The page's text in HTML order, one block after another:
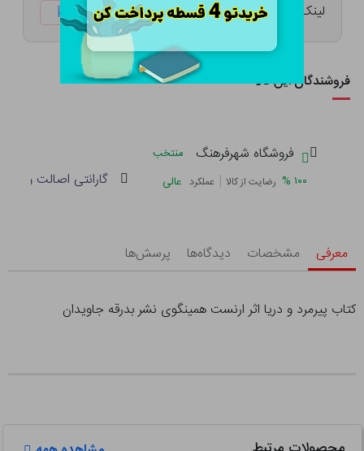
لینک کوتاه: ketabtala.com/sbp-8672
فروشندگان این کالا
فروشگاه شهرفرهنگ
منتخب
۱۰۰ % رضایت از کالا | عملکرد عالی گارانتی اصالت و
معرفی مشخصات دیدگاه‌ها پرسش‌ها
کتاب پیرمرد و دریا اثر ارنست همینگوی نشر بدرقه جاویدان